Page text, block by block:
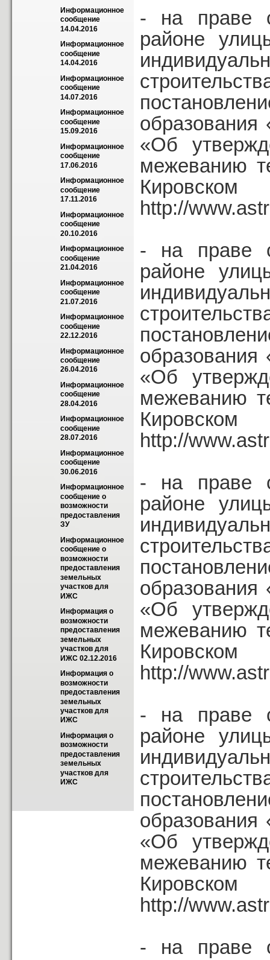
Информационное
сообщение
14.04.2016
Информационное
сообщение
14.04.2016
Информационное
сообщение
14.07.2016
Информационное
сообщение
15.09.2016
Информационное
сообщение
17.06.2016
Информационное
сообщение
17.11.2016
Информационное
сообщение
20.10.2016
Информационное
сообщение
21.04.2016
Информационное
сообщение
21.07.2016
Информационное
сообщение
22.12.2016
Информационное
сообщение
26.04.2016
Информационное
сообщение
28.04.2016
Информационное
сообщение
28.07.2016
Информационное
сообщение
30.06.2016
Информационное
сообщение о
возможности
предоставления
ЗУ
Информационное
сообщение о
возможности
предоставления
земельных
участков для
ИЖС
Информация о
возможности
предоставления
земельных
участков для
ИЖС 02.12.2016
Информация о
возможности
предоставления
земельных
участков для
ИЖС
Информация о
возможности
предоставления
земельных
участков для
ИЖС
- на праве
районе
«Об
межеванию
http://
- на праве
районе
«Об
межеванию
http://
- на праве
районе
«Об
межеванию
http://
- на праве
районе
«Об
межеванию
http://
- на праве